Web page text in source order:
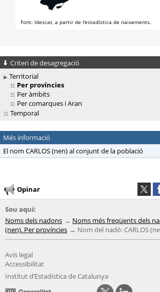
Criteri de desagregació
Territorial
Per províncies
Per àmbits
Per comarques i Aran
Temporal
Més informació
El nom CARLOS (nen) al conjunt de la població
Opinar
Sou aquí:
Noms dels nadons
Noms més freqüents dels
(nen). Per províncies
Nom del nadó: CARLOS
Avís legal
Accessibilitat
Institut d’Estadística de Catalunya